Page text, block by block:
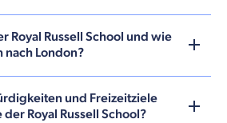
Royal Russell School und wie
nach London?
und Freizeitziele
Royal Russell School?